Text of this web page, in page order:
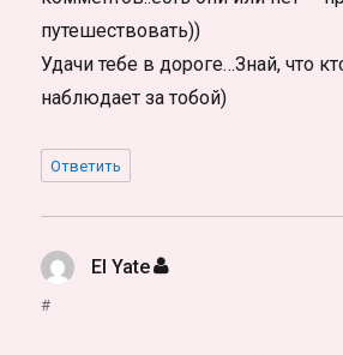
путешествовать))
Удачи тебе в дороге…Знай, что
наблюдает за тобой)
Ответить
El Yate :
#